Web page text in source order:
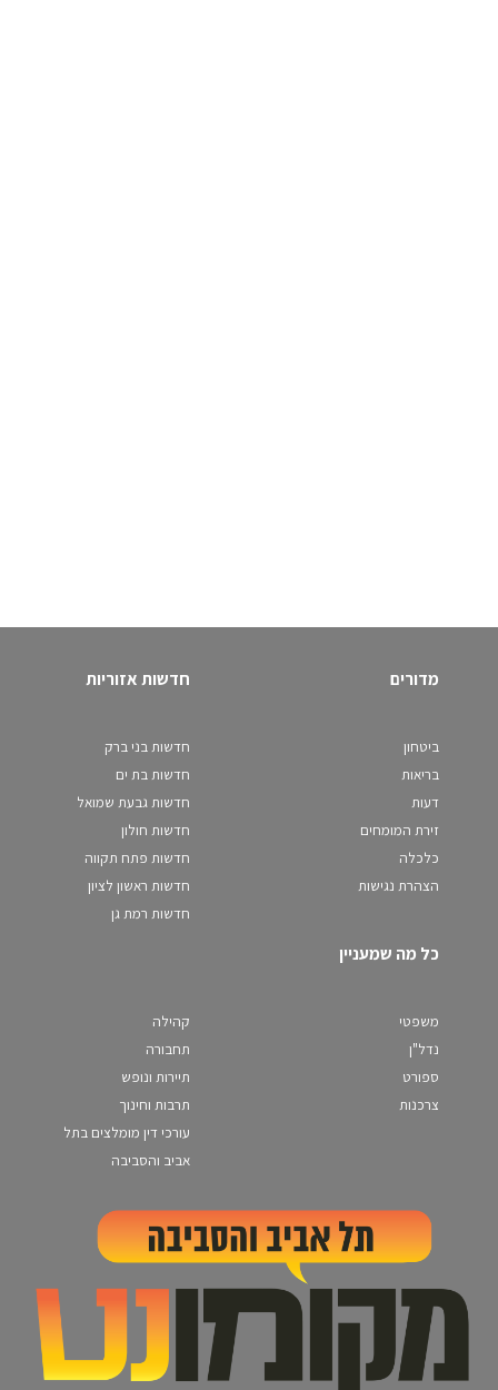
מדורים
ביטחון
בריאות
דעות
זירת המומחים
כלכלה
הצהרת נגישות
חדשות אזוריות
חדשות בני ברק
חדשות בת ים
חדשות גבעת שמואל
חדשות חולון
חדשות פתח תקווה
חדשות ראשון לציון
חדשות רמת גן
כל מה שמעניין
משפטי
נדל"ן
ספורט
צרכנות
קהילה
תחבורה
תיירות ונופש
תרבות וחינוך
עורכי דין מומלצים בתל
אביב והסביבה